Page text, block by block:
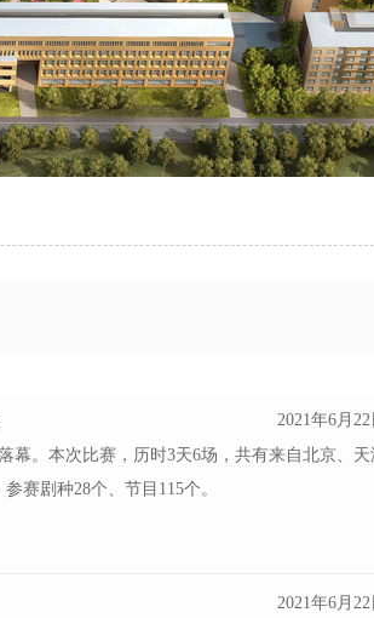
2021年6月22
幕。本次比赛，历时3天6场，共有来自北京、
赛剧种28个、节目115个。
2021年6月22